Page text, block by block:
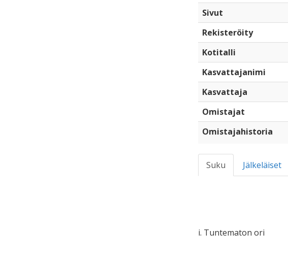
Sivut
Rekisteröity
Kotitalli
Kasvattajanimi
Kasvattaja
Omistajat
Omistajahistoria
Suku Jälkeläiset
i. Tuntematon ori